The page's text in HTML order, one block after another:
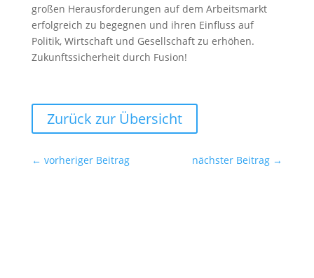
großen Herausforderungen auf dem Arbeitsmarkt
erfolgreich zu begegnen und ihren Einfluss auf
Politik, Wirtschaft und Gesellschaft zu erhöhen.
Zukunftssicherheit durch Fusion!
Zurück zur Übersicht
← vorheriger Beitrag nächster Beitrag →